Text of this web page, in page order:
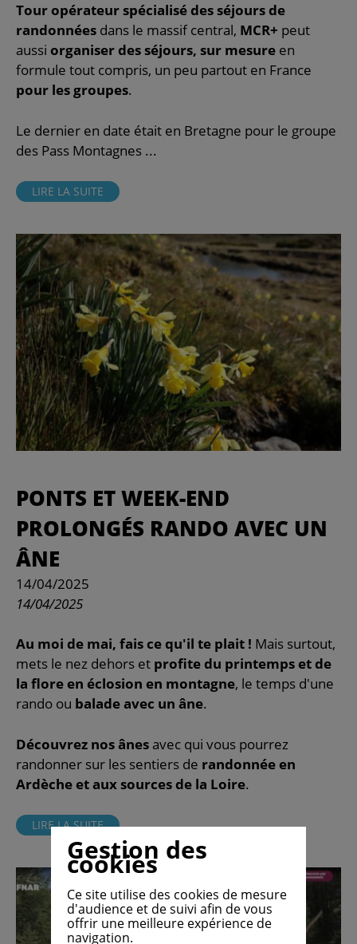
Tour opérateur spécialisé des séjours de
randonnées dans le massif central, MCR+ peut
aussi organiser des séjours, sur mesure en
formule tout compris, un peu partout en France
pour les groupes.
Le dernier en date était en Bretagne pour le groupe
des Pass Montagnes ...
LIRE LA SUITE
PONTS ET WEEK-END
PROLONGÉS RANDO AVEC UN
ÂNE
14/04/2025
14/04/2025
Au moi de mai, fais ce qu'il te plait ! Mais surtout,
mets le nez dehors et profite du printemps et de
la flore en éclosion en montagne, le temps d'une
rando ou balade avec un âne.
Découvrez nos ânes avec qui vous pourrez
randonner sur les sentiers de randonnée en
Ardèche et aux sources de la Loire.
LIRE LA SUITE
Gestion des
cookies
Ce site utilise des cookies de mesure
d'audience et de suivi afin de vous
offrir une meilleure expérience de
navigation.